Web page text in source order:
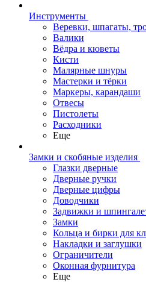
Инструменты
Веревки, шпагаты,
Валики
Вёдра и кюветы
Кисти
Малярные шнуры
Мастерки и тёрки
Маркеры, карандаши
Отвесы
Пистолеты
Расходники
Еще
Замки и скобяные изделия
Глазки дверные
Дверные ручки
Дверные цифры
Доводчики
Задвижки и
Замки
Кольца и бирки для
Накладки и заглушки
Ограничители
Оконная фурнитура
Еще